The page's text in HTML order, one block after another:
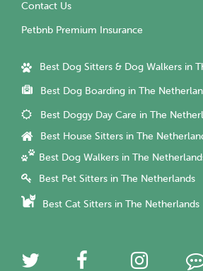
Contact Us
Petbnb Premium Insurance
Best Dog Sitters & Dog Walkers in
Best Dog Boarding in The
Best Doggy Day Care in The
Best House Sitters in The
Best Dog Walkers in The
Best Pet Sitters in The Netherlands
Best Cat Sitters in The Netherlands